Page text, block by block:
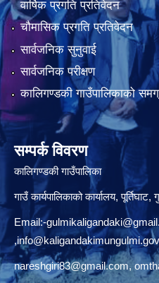
वार्षिक प्रगति प्रतिवेदन
चौमासिक प्रगति प्रतिवेदन
सार्वजनिक सुनुवाई
सार्वजनिक परीक्षण
कालिगण्डकी गाउँपालिकाको
सम्पर्क विवरण
कालिगण्डकी गाउँपालिका
गाउँ कार्यपालिकाको कार्यालय, पूर्तिघाट,
Email:-
,
nareshgiri83@gmail.com,